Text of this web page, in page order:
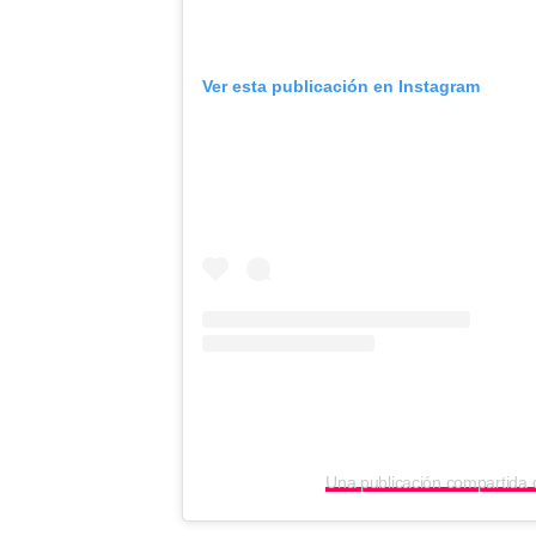
Ver esta publicación en Instagram
Una publicación compartida